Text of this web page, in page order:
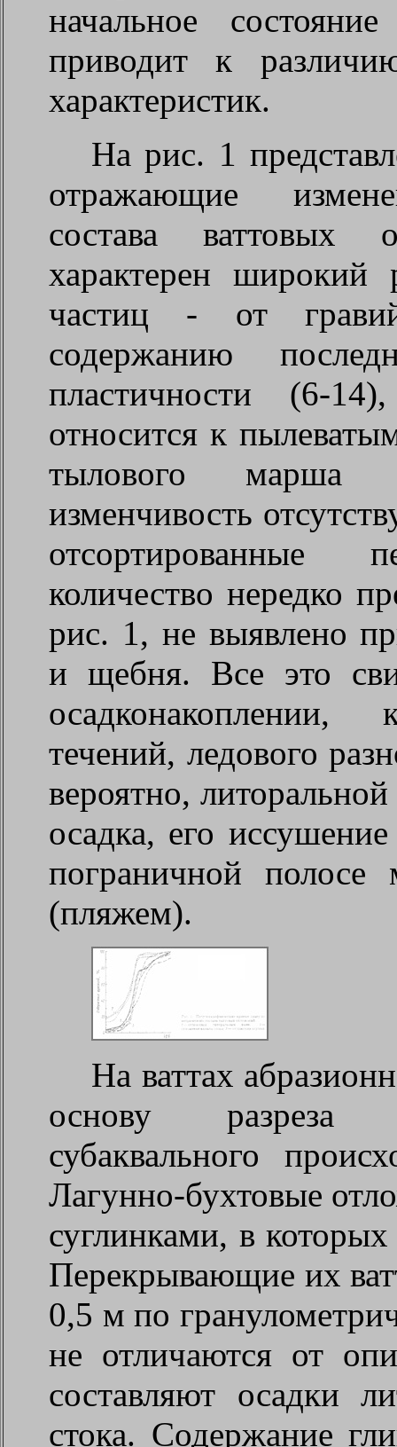
начальное
приводит к
характеристик.
На рис. 1
отражающие
состава ваттовых
характерен широкий
частиц - от
содержанию
пластичности (6-
относится к
тылового марша
изменчивость
количество нередко
рис. 1, не выявлено
и щебня. Все это
осадконакоплении,
течений, ледового
вероятно,
осадка, его
пограничной
(пляжем).
На ваттах
основу разреза
субаквального
Лагунно-бухтовые
суглинками, в
Перекрывающие их
0,5 м по
не отличаются от
составляют осадки
стока. Содержание